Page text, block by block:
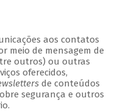
aos contatos
meio de mensagem de
outros) ou outras
oferecidos,
de conteúdos
segurança e outros